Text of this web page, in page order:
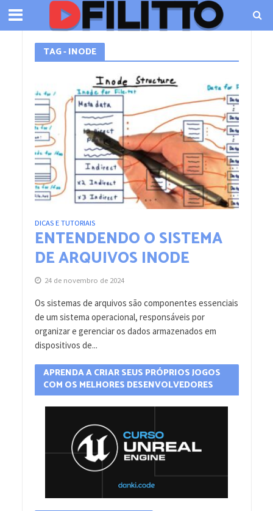
TAG - INODE
DICAS E TUTORIAIS
ENTENDENDO O SISTEMA
DE ARQUIVOS INODE
24 de novembro de 2024
Os sistemas de arquivos são componentes essenciais
de um sistema operacional, responsáveis por
organizar e gerenciar os dados armazenados em
dispositivos de...
APRENDA A CRIAR SEUS PRÓPRIOS JOGOS
COM OS MELHORES DESENVOLVEDORES